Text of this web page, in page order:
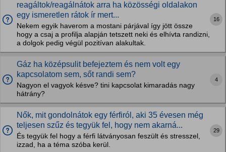
reagáltok/reagálnátok arra ha közösségi oldalakon
egy ismeretlen rátok ír mert...
Nekem egyik haverom a mostani párjával így jött össze
hogy a csaj a profilja alapján tetszett neki és elhívta randizni,
a dolgok pedig végül pozitívan alakultak.
16
Gáz ha középsulit befejeztem és nem volt egy
kapcsolatom sem, sőt randi sem?
Nagyon el vagyok késve? tini kapcsolat kimaradás nagy
hátrány?
4
Nők, mit gondolnátok egy férfiról, aki 35 évesen még
teljesen szűz és tegyük fel, hogy nem akarná...
És tegyük fel hogy a férfi látványosan feszült és stresszel,
izzad, ha a téma szóba kerül.
29